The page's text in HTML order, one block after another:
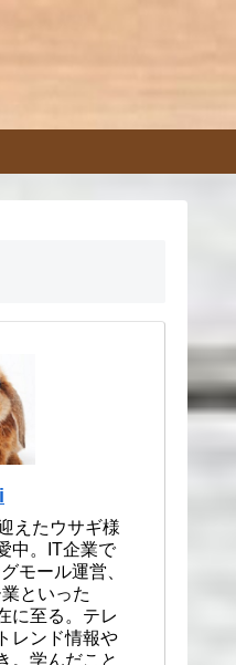
えたウサギ様
中。IT企業で
モール運営、
といった
に至る。テレ
レンド情報や
。学んだこと